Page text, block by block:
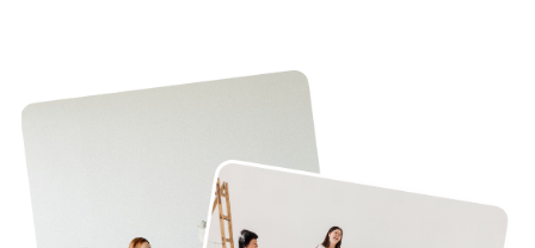
Ключевые отличия
и преимущества
Чем этот тренинг отличается от других